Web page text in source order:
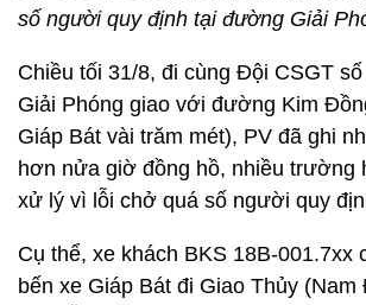
số người quy định tại đường Giải
Chiều tối 31/8, đi cùng Đội CSGT
Giải Phóng giao với đường Kim
Giáp Bát vài trăm mét), PV đã ghi
hơn nửa giờ đồng hồ, nhiều trường
xử lý vì lỗi chở quá số người quy
Cụ thể, xe khách BKS 18B-001.7xx
bến xe Giáp Bát đi Giao Thủy